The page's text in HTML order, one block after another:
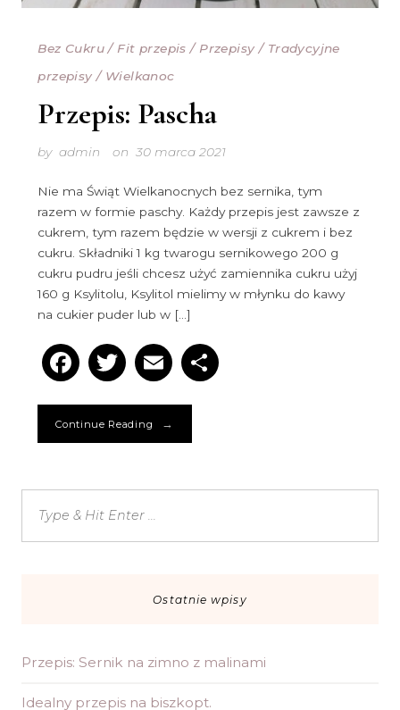
Bez Cukru/ Fit przepis / Przepisy / Tradycyjne
przepisy / Wielkanoc
Przepis: Pascha
by admin on 30 marca 2021
Nie ma Świąt Wielkanocnych bez sernika, tym
razem w formie paschy. Każdy przepis jest zawsze z
cukrem, tym razem będzie w wersji z cukrem i bez
cukru. Składniki 1 kg twarogu sernikowego 200 g
cukru pudru jeśli chcesz użyć zamiennika cukru użyj
160 g Ksylitolu, Ksylitol mielimy w młynku do kawy
na cukier puder lub w […]
Facebook
Twitter
Email
Continue Reading →
Ostatnie wpisy
Przepis: Sernik na zimno z malinami
Idealny przepis na biszkopt.